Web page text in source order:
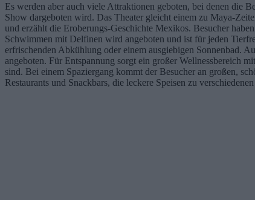
Es werden aber auch viele Attraktionen geboten, bei denen die
Show dargeboten wird. Das Theater gleicht einem zu Maya-
und erzählt die Eroberungs-Geschichte Mexikos. Besucher
Schwimmen mit Delfinen wird angeboten und ist für jeden
erfrischenden Abkühlung oder einem ausgiebigen Sonnenbad.
angeboten. Für Entspannung sorgt ein großer Wellnessbereich
sind. Bei einem Spaziergang kommt der Besucher an großen,
Restaurants und Snackbars, die leckere Speisen zu